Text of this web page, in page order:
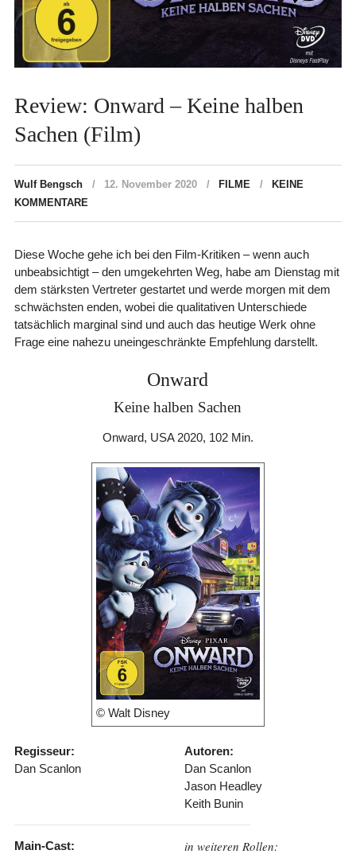
Review: Onward – Keine halben
Sachen (Film)
Wulf Bengsch 12. November 2020 FILME
KEINE
KOMMENTARE
Diese Woche gehe ich bei den Film-Kritiken – wenn auch
unbeabsichtigt – den umgekehrten Weg, habe am Dienstag mit
dem stärksten Vertreter gestartet und werde morgen mit dem
schwächsten enden, wobei die qualitativen Unterschiede
tatsächlich marginal sind und auch das heutige Werk ohne
Frage eine nahezu uneingeschränkte Empfehlung darstellt.
Onward
Keine halben Sachen
Onward, USA 2020, 102 Min.
© Walt Disney
Regisseur:
Dan Scanlon
Autoren:
Dan Scanlon
Jason Headley
Keith Bunin
Main-Cast:
in weiteren Rollen: